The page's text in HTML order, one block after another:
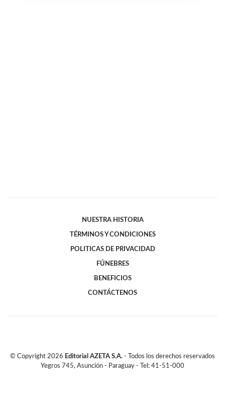
NUESTRA HISTORIA
TÉRMINOS Y CONDICIONES
POLITICAS DE PRIVACIDAD
FÚNEBRES
BENEFICIOS
CONTÁCTENOS
© Copyright 2026 Editorial AZETA S.A. - Todos los derechos reservados
Yegros 745, Asunción - Paraguay - Tel: 41-51-000